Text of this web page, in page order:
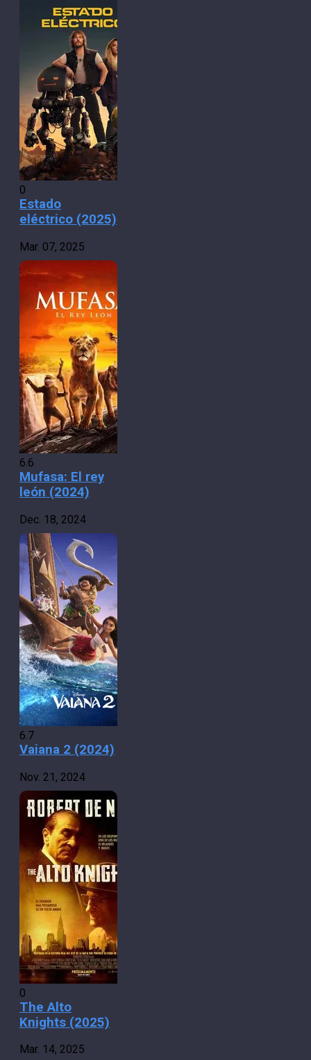
0
Estado
eléctrico (2025)
Mar. 07, 2025
6.6
Mufasa: El rey
león (2024)
Dec. 18, 2024
6.7
Vaiana 2 (2024)
Nov. 21, 2024
0
The Alto
Knights (2025)
Mar. 14, 2025